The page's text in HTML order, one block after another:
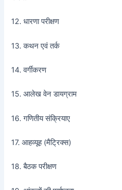
12. धारणा परीक्षण
13. कथन एवं तर्क
14. वर्गीकरण
15. आलेख वेन डायग्राम
16. गणितीय संक्रियाए
17. आहव्यूह (मैट्रिक्स)
18. बैठक परीक्षण